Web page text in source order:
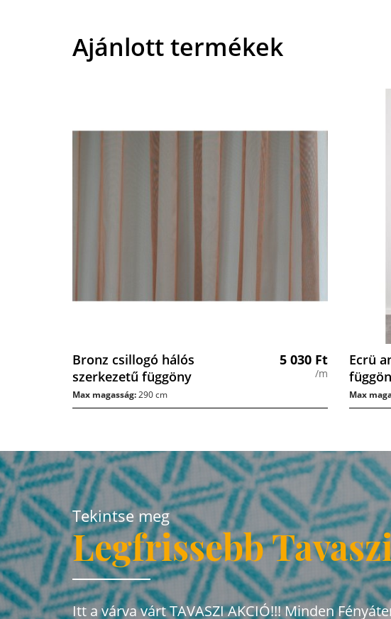
Ajánlott termékek
Bronz csillogó hálós
szerkezetű függöny
5 030 Ft
/m
Max magasság:290 cm
Ecrü
Max
Tekintse meg
Legfrissebb
Itt a várva várt TAVASZI AKCIÓ!!! Minden